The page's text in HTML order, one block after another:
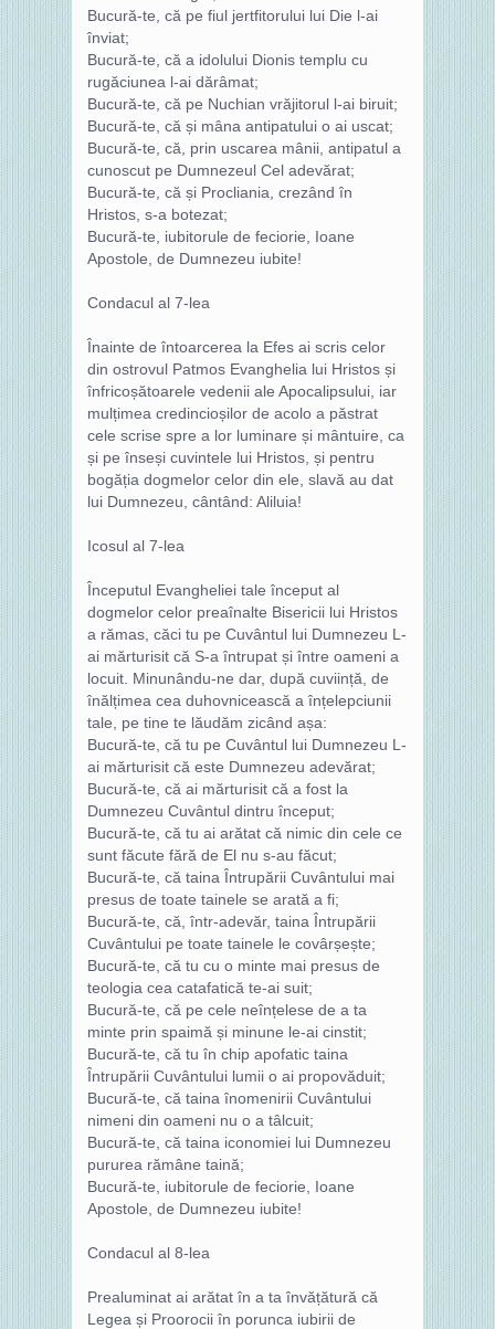
Bucură-te, că pe fiul jertfitorului lui Die l-ai
înviat;
Bucură-te, că a idolului Dionis templu cu
rugăciunea l-ai dărâmat;
Bucură-te, că pe Nuchian vrăjitorul l-ai biruit;
Bucură-te, că și mâna antipatului o ai uscat;
Bucură-te, că, prin uscarea mânii, antipatul a
cunoscut pe Dumnezeul Cel adevărat;
Bucură-te, că și Procliania, crezând în
Hristos, s-a botezat;
Bucură-te, iubitorule de feciorie, Ioane
Apostole, de Dumnezeu iubite!
Condacul al 7-lea
Înainte de întoarcerea la Efes ai scris celor
din ostrovul Patmos Evanghelia lui Hristos și
înfricoșătoarele vedenii ale Apocalipsului, iar
mulțimea credincioșilor de acolo a păstrat
cele scrise spre a lor luminare și mântuire, ca
și pe înseși cuvintele lui Hristos, și pentru
bogăția dogmelor celor din ele, slavă au dat
lui Dumnezeu, cântând: Aliluia!
Icosul al 7-lea
Începutul Evangheliei tale început al
dogmelor celor preaînalte Bisericii lui Hristos
a rămas, căci tu pe Cuvântul lui Dumnezeu L-
ai mărturisit că S-a întrupat și între oameni a
locuit. Minunându-ne dar, după cuviință, de
înălțimea cea duhovnicească a înțelepciunii
tale, pe tine te lăudăm zicând așa:
Bucură-te, că tu pe Cuvântul lui Dumnezeu L-
ai mărturisit că este Dumnezeu adevărat;
Bucură-te, că ai mărturisit că a fost la
Dumnezeu Cuvântul dintru început;
Bucură-te, că tu ai arătat că nimic din cele ce
sunt făcute fără de El nu s-au făcut;
Bucură-te, că taina Întrupării Cuvântului mai
presus de toate tainele se arată a fi;
Bucură-te, că, într-adevăr, taina Întrupării
Cuvântului pe toate tainele le covârșește;
Bucură-te, că tu cu o minte mai presus de
teologia cea catafatică te-ai suit;
Bucură-te, că pe cele neînțelese de a ta
minte prin spaimă și minune le-ai cinstit;
Bucură-te, că tu în chip apofatic taina
Întrupării Cuvântului lumii o ai propovăduit;
Bucură-te, că taina înomenirii Cuvântului
nimeni din oameni nu o a tâlcuit;
Bucură-te, că taina iconomiei lui Dumnezeu
pururea rămâne taină;
Bucură-te, iubitorule de feciorie, Ioane
Apostole, de Dumnezeu iubite!
Condacul al 8-lea
Prealuminat ai arătat în a ta învățătură că
Legea și Proorocii în porunca iubirii de